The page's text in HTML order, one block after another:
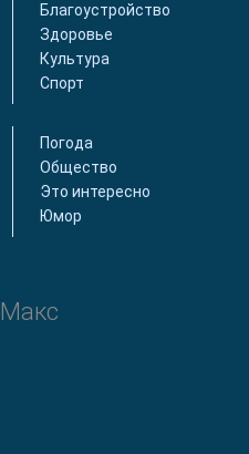
Благоустройство
Здоровье
Культура
Спорт
Погода
Общество
Это интересно
Юмор
Макс